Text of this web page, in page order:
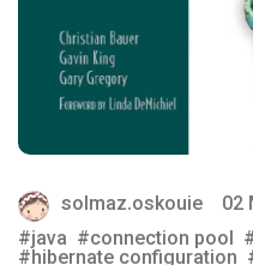
solmaz.oskouie
02
java
connection pool